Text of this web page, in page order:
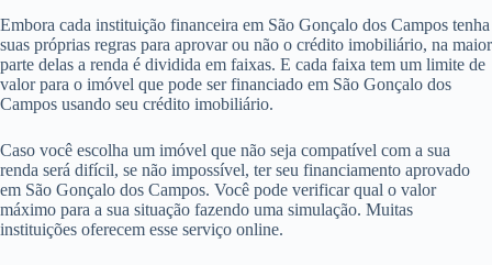
Embora cada instituição financeira em São Gonçalo dos Campos tenha
suas próprias regras para aprovar ou não o crédito imobiliário, na maior
parte delas a renda é dividida em faixas. E cada faixa tem um limite de
valor para o imóvel que pode ser financiado em São Gonçalo dos
Campos usando seu crédito imobiliário.
Caso você escolha um imóvel que não seja compatível com a sua
renda será difícil, se não impossível, ter seu financiamento aprovado
em São Gonçalo dos Campos. Você pode verificar qual o valor
máximo para a sua situação fazendo uma simulação. Muitas
instituições oferecem esse serviço online.